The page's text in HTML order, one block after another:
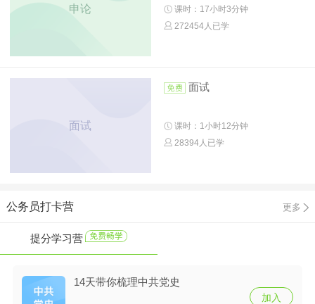
申论
课时：17小时3分钟
272454人已学
面试
面试
课时：1小时12分钟
28394人已学
公务员打卡营 更多
提分学习营
14天带你梳理中共党史
加入